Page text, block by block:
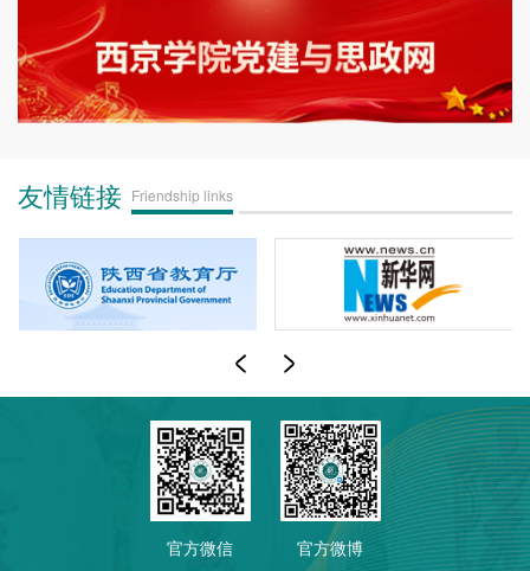
友情链接 Friendship links
官方微信 官方微博